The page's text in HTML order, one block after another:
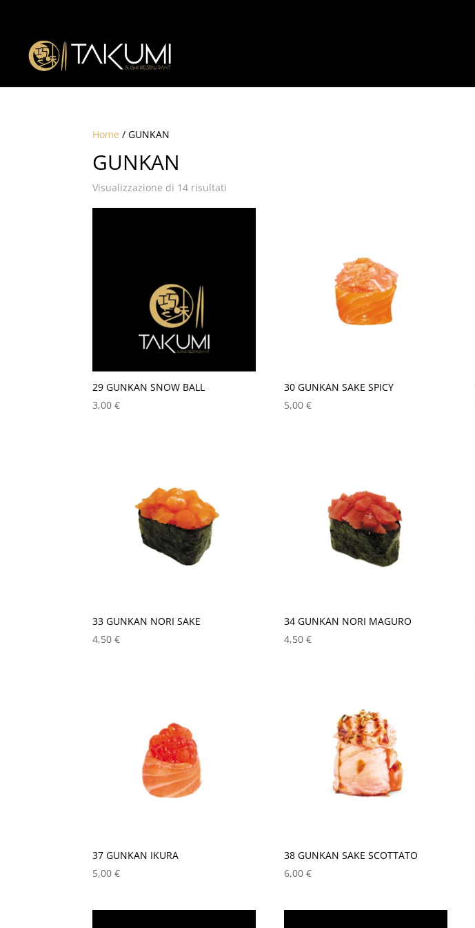
Home / GUNKAN
GUNKAN
Visualizzazione di 14 risultati
29 GUNKAN SNOW BALL
3,00€
30 GUNKAN SAKE SPICY
5,00€
33 GUNKAN NORI SAKE
4,50€
34 GUNKAN NORI MAGURO
4,50€
37 GUNKAN IKURA
5,00€
38 GUNKAN SAKE SCOTTATO
6,00€